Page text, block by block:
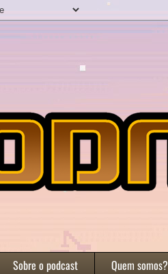
Sobre o podcast Quem somos?